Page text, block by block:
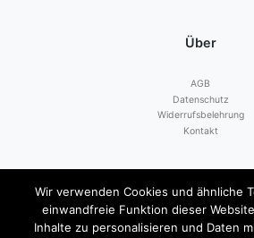
Über
AGB
Datenschutz
Widerrufsbelehrung
Kontakt
Zahlen mit
Wir verwenden Cookies und ähnliche
einwandfreie Funktion dieser
Inhalte zu personalisieren und Daten